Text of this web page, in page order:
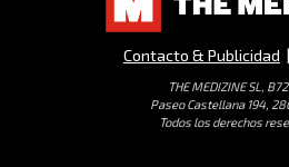
Contacto & Publicidad |
THE MEDIZINE SL,
Paseo Castellana 194,
Todos los derechos